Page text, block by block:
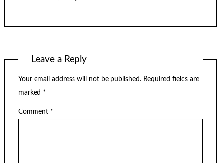
Leave a Reply
Your email address will not be published. Required fields are
marked *
Comment *